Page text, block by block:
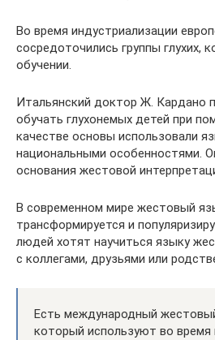
Во время индустриализации
сосредоточились группы глухих,
обучении.
Итальянский доктор Ж. Кардано
обучать глухонемых детей при
качестве основы использовали
национальными особенностями.
основания жестовой
В современном мире жестовый
трансформируется и
людей хотят научиться языку
с коллегами, друзьями или
Есть международный
который используют во